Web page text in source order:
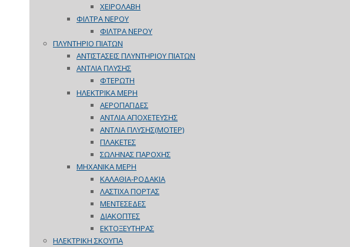
ΧΕΙΡΟΛΑΒΗ
ΦΙΛΤΡΑ ΝΕΡΟΥ
ΦΙΛΤΡΑ ΝΕΡΟΥ
ΠΛΥΝΤΗΡΙΟ ΠΙΑΤΩΝ
ΑΝΤΙΣΤΑΣΕΙΣ ΠΛΥΝΤΗΡΙΟΥ ΠΙΑΤΩΝ
ΑΝΤΛΙΑ ΠΛΥΣΗΣ
ΦΤΕΡΩΤΗ
ΗΛΕΚΤΡΙΚΑ ΜΕΡΗ
ΑΕΡΟΠΑΓΙΔΕΣ
ΑΝΤΛΙΑ ΑΠΟΧΕΤΕΥΣΗΣ
ΑΝΤΛΙΑ ΠΛΥΣΗΣ(ΜΟΤΕΡ)
ΠΛΑΚΕΤΕΣ
ΣΩΛΗΝΑΣ ΠΑΡΟΧΗΣ
ΜΗΧΑΝΙΚΑ ΜΕΡΗ
ΚΑΛΑΘΙΑ-ΡΟΔΑΚΙΑ
ΛΑΣΤΙΧΑ ΠΟΡΤΑΣ
ΜΕΝΤΕΣΕΔΕΣ
ΔΙΑΚΟΠΤΕΣ
ΕΚΤΟΞΕΥΤΗΡΑΣ
ΗΛΕΚΤΡΙΚΗ ΣΚΟΥΠΑ